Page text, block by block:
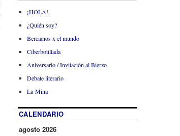
¡HOLA!
¿Quién soy?
Bercianos x el mundo
Ciberbotillada
Aniversario / Invitación al Bierzo
Debate literario
La Mina
CALENDARIO
agosto 2026